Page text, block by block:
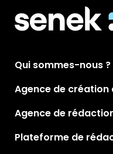
Qui sommes-nous ?
Agence de création
Agence de
Plateforme de